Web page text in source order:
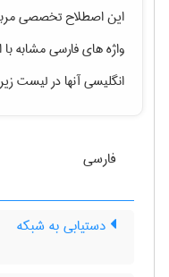
این اصطلاح تخصصی
واژه های فارسی مشابه
انگلیسی آنها در لیست
فارسی
دستیابی به شبکه